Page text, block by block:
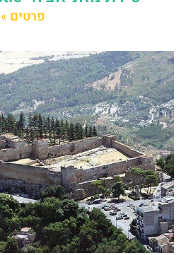
פרטים »